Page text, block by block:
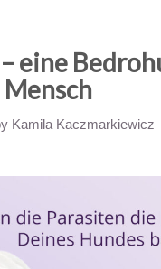
eine
Kamila Kaczmarkiewicz